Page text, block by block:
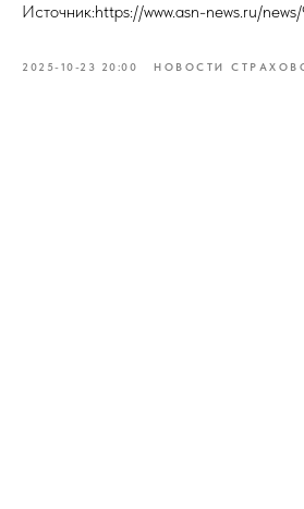
Источник:https://www.asn-news.ru/
2025-10-23 20:00 НОВОСТИ